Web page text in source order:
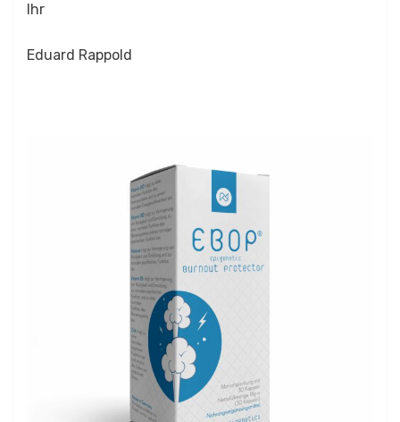
Ihr
Eduard Rappold